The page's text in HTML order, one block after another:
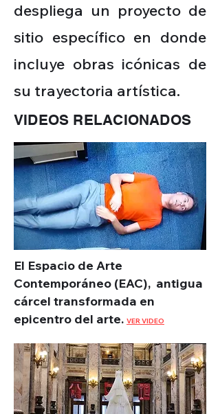
despliega un proyecto de
sitio específico en donde
incluye obras icónicas de
su trayectoria artística.
VIDEOS RELACIONADOS
El Espacio de Arte
Contemporáneo (EAC), antigua
cárcel transformada en
epicentro del arte. VER VIDEO